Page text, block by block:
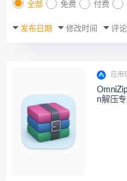
全部 免费 付费
发布日期 修改时间 评
应用
n解压